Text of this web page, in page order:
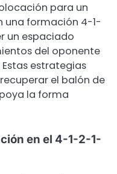
para un
una formación 4-1-
un espaciado
del oponente
estrategias
el balón de
la forma
en el 4-1-2-1-